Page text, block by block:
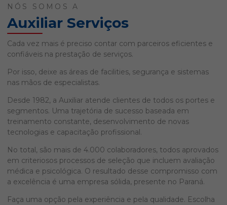
NÓS SOMOS A
Auxiliar Serviços
Cada vez mais é preciso contar com parceiros eficientes e
confiáveis na prestação de serviços.
Por isso, deixe as áreas de facilities, segurança e sistemas
nas mãos de especialistas.
Desde 1982, a Auxiliar atende clientes de todos os portes e
segmentos. Uma trajetória de sucesso baseada em
treinamento constante, desenvolvimento de novas
tecnologias e capacitação profissional.
No total, são mais de 4.000 colaboradores, todos aprovados
em criteriosos processos de seleção que incluem avaliação
médica e psicológica. O resultado desse compromisso com
a excelência é uma empresa sólida, presente no Paraná.
Faça uma opção pela experiência e pela qualidade. Escolha